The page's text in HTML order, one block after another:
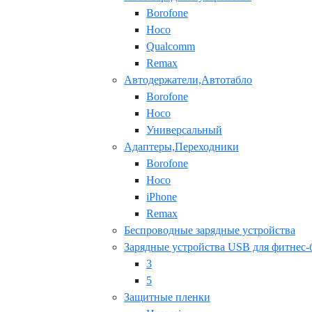
Borofone
Hoco
Qualcomm
Remax
Автодержатели,Автотабло
Borofone
Hoco
Универсальный
Адаптеры,Переходники
Borofone
Hoco
iPhone
Remax
Беспроводные зарядные устройства
Зарядные устройства USB для фитнес-
3
5
Защитные пленки